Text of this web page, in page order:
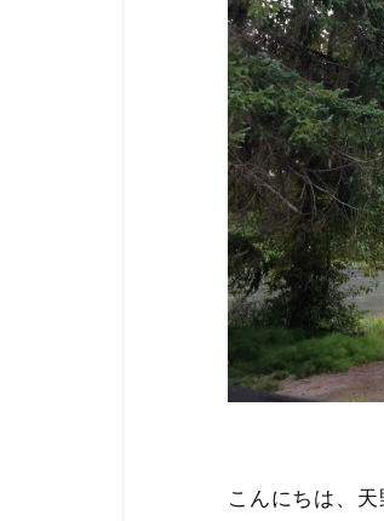
こんにちは、天